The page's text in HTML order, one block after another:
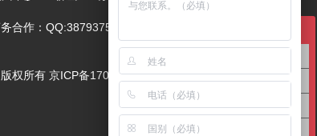
作：QQ:387937567
权所有 京ICP备17005244号-1
澳洲留学咨询
美国留学咨询